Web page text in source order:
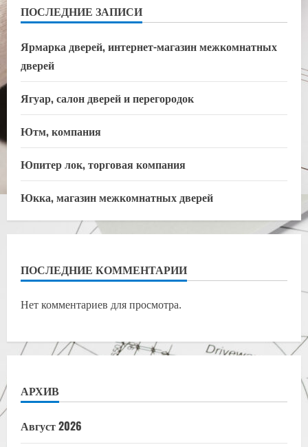
ПОСЛЕДНИЕ ЗАПИСИ
Ярмарка дверей, интернет-магазин межкомнатных
дверей
Ягуар, салон дверей и перегородок
Ютм, компания
Юпитер лок, торговая компания
Юкка, магазин межкомнатных дверей
ПОСЛЕДНИЕ КОММЕНТАРИИ
Нет комментариев для просмотра.
АРХИВ
Август 2026